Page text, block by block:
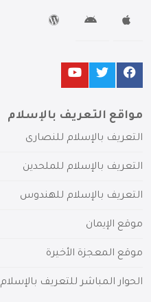
مواقع التعريف بالإسلام
التعريف بالإسلام للنصارى
التعريف بالإسلام للملحدين
التعريف بالإسلام للهندوس
موقع الإيمان
موقع المعجزة الأخيرة
الحوار المباشر للتعريف بالإسلام